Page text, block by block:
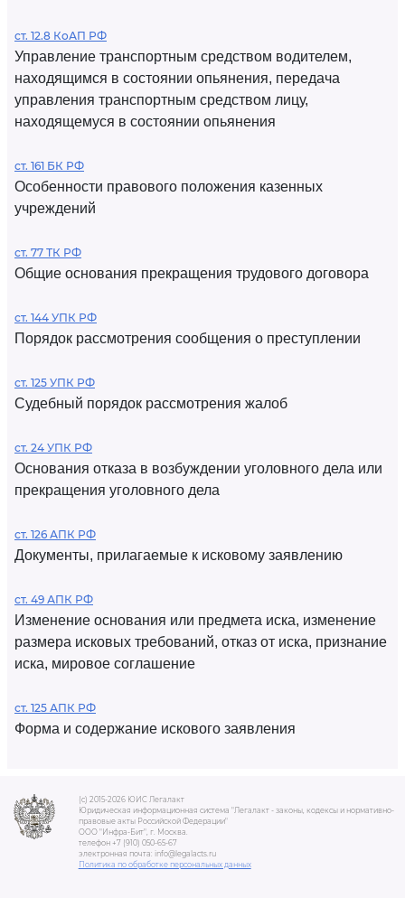
ст. 12.8 КоАП РФ
Управление транспортным средством водителем,
находящимся в состоянии опьянения, передача
управления транспортным средством лицу,
находящемуся в состоянии опьянения
ст. 161 БК РФ
Особенности правового положения казенных
учреждений
ст. 77 ТК РФ
Общие основания прекращения трудового договора
ст. 144 УПК РФ
Порядок рассмотрения сообщения о преступлении
ст. 125 УПК РФ
Судебный порядок рассмотрения жалоб
ст. 24 УПК РФ
Основания отказа в возбуждении уголовного дела или
прекращения уголовного дела
ст. 126 АПК РФ
Документы, прилагаемые к исковому заявлению
ст. 49 АПК РФ
Изменение основания или предмета иска, изменение
размера исковых требований, отказ от иска, признание
иска, мировое соглашение
ст. 125 АПК РФ
Форма и содержание искового заявления
(c) 2015-2026 ЮИС Легалакт
Юридическая информационная система "Легалакт - законы, кодексы и нормативно-
правовые акты Российской Федерации"
ООО "Инфра-Бит", г. Москва.
телефон +7 (910) 050-65-67
электронная почта: info@legalacts.ru
Политика по обработке персональных данных